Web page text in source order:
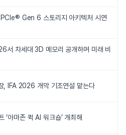
PCIe® Gen 6 스토리지 아키텍처 시연
서 차세대 3D 메모리 공개하며 미래 비
, IFA 2026 개막 기조연설 맡는다
‘아마존 퀵 AI 워크숍’ 개최해